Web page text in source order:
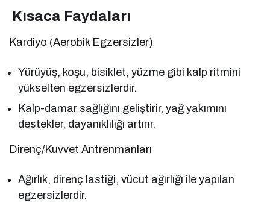
Kısaca Faydaları
Kardiyo (Aerobik Egzersizler)
Yürüyüş, koşu, bisiklet, yüzme gibi kalp ritmini
yükselten egzersizlerdir.
Kalp-damar sağlığını geliştirir, yağ yakımını
destekler, dayanıklılığı artırır.
Direnç/Kuvvet Antrenmanları
Ağırlık, direnç lastiği, vücut ağırlığı ile yapılan
egzersizlerdir.